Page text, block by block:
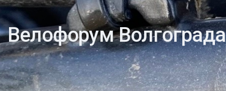
Велофорум Волгограда